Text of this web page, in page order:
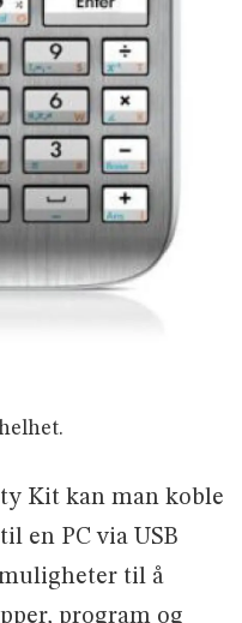
Kit kan man koble
en PC via USB
til å
program og